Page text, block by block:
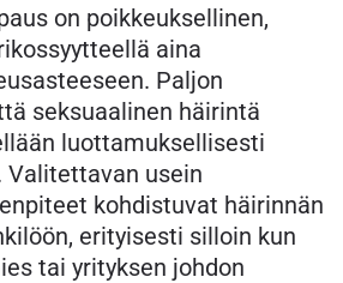
on poikkeuksellinen,
aina
Paljon
seksuaalinen häirintä
luottamuksellisesti
Valitettavan usein
kohdistuvat häirinnän
erityisesti silloin kun
tai yrityksen johdon